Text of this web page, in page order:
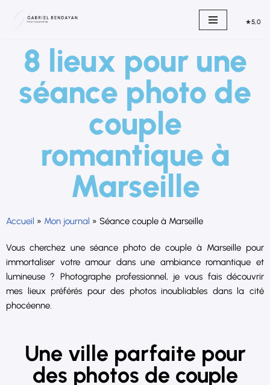
contenu
★5,0
8 lieux pour une
séance photo de
couple
romantique à
Marseille
Accueil » Mon journal » Séance couple à Marseille
Vous cherchez une séance photo de couple à Marseille pour
immortaliser votre amour dans une ambiance romantique et
lumineuse ? Photographe professionnel, je vous fais découvrir
mes lieux préférés pour des photos inoubliables dans la cité
phocéenne.
Une ville parfaite pour
des photos de couple